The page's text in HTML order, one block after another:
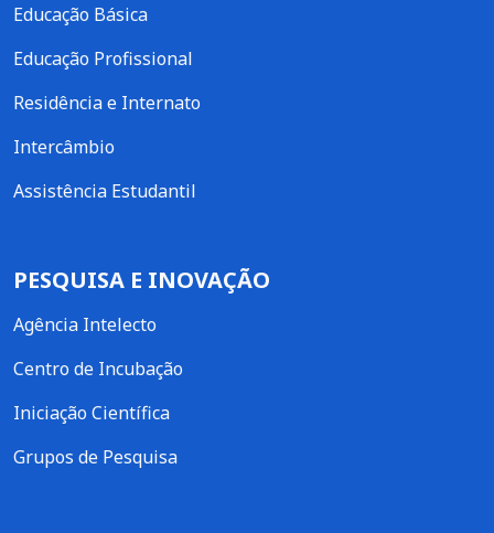
Educação Básica
Educação Profissional
Residência e Internato
Intercâmbio
Assistência Estudantil
PESQUISA E INOVAÇÃO
Agência Intelecto
Centro de Incubação
Iniciação Científica
Grupos de Pesquisa